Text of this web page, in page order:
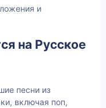
и
на Русское
песни из
включая поп,